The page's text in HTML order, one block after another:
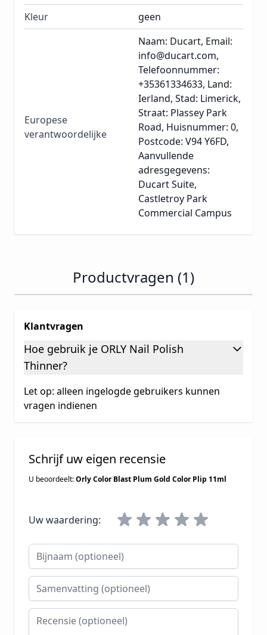
Kleur
geen
Europese
verantwoordelijke
Naam: Ducart, Email:
info@ducart.com,
Telefoonnummer:
+35361334633, Land:
Ierland, Stad: Limerick,
Straat: Plassey Park
Road, Huisnummer: 0,
Postcode: V94 Y6FD,
Aanvullende
adresgegevens:
Ducart Suite,
Castletroy Park
Commercial Campus
Productvragen (1)
Klantvragen
Hoe gebruik je ORLY Nail Polish
Thinner?
Let op: alleen ingelogde gebruikers kunnen
vragen indienen
Schrijf uw eigen recensie
U beoordeelt:Orly Color Blast Plum Gold Color Plip 11ml
Uw waardering:
Bijnaam
Samenvatting
Recensie